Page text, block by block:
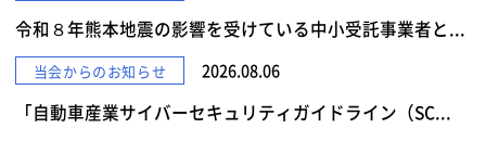
令和８年熊本地震の影響を受けている中小受託事業者と...
当会からのお知らせ 2026.08.06
「自動車産業サイバーセキュリティガイドライン（SC...